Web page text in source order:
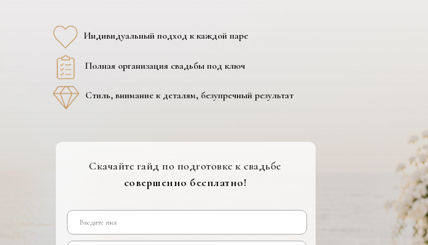
Скачайте гайд по подготовке к свадьбе
совершенно бесплатно!
Стиль, внимание к деталям, безупречный результат
Полная организация свадьбы под ключ
Индивидуальный подход к каждой паре